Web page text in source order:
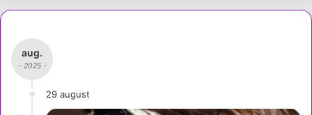
aug.
- 2025 -
29 august